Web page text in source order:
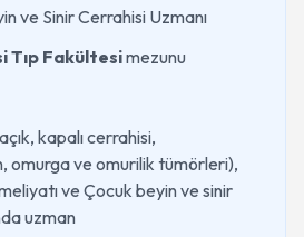
ve Sinir Cerrahisi Uzmanı
Tıp Fakültesimezunu
kapalı cerrahisi,
omurga ve omurilik tümörleri),
ve Çocuk beyin ve sinir
uzman